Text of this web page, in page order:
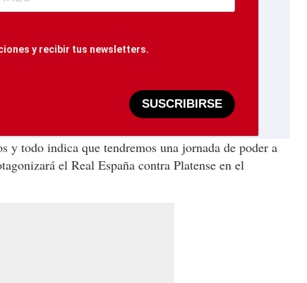
y recibir tus newsletters.
SUSCRIBIRSE
y todo indica que tendremos una jornada de poder a
el Real España contra Platense en el